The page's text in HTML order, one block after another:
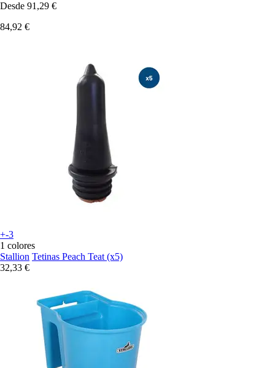
Desde 91,29 €
84,92 €
+-3
1 colores
Stallion Tetinas Peach Teat (x5)
32,33 €